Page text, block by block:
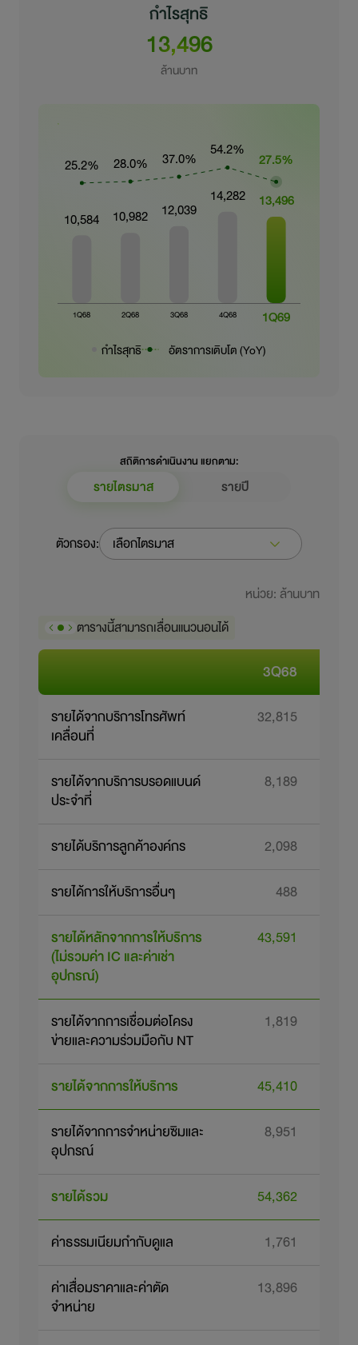
กำไรสุทธิ
13,496
ล้านบาท
กำไรสุทธิ อัตราการเติบโต (YoY)
สถิติการดำเนินงาน แยกตาม:
รายไตรมาส รายปี
ตัวกรอง: เลือกไตรมาส
หน่วย: ล้านบาท
ตารางนี้สามารถเลื่อนแนวนอนได้
3Q68
รายได้จากบริการโทรศัพท์
เคลื่อนที่
32,815
รายได้จากบริการบรอดแบนด์
ประจำที่
8,189
รายได้บริการลูกค้าองค์กร 2,098
รายได้การให้บริการอื่นๆ
488
รายได้หลักจากการให้บริการ
(ไม่รวมค่า IC และค่าเช่า
อุปกรณ์)
43,591
รายได้จากการเชื่อมต่อโครง
ข่ายและความร่วมมือกับ NT
1,819
รายได้จากการให้บริการ 45,410
รายได้จากการจำหน่ายซิมและ
อุปกรณ์
8,951
รายได้รวม 54,362
ค่าธรรมเนียมกำกับดูแล
1,761
ค่าเสื่อมราคาและค่าตัด
จำหน่าย
13,896